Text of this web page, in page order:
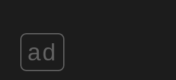
ad